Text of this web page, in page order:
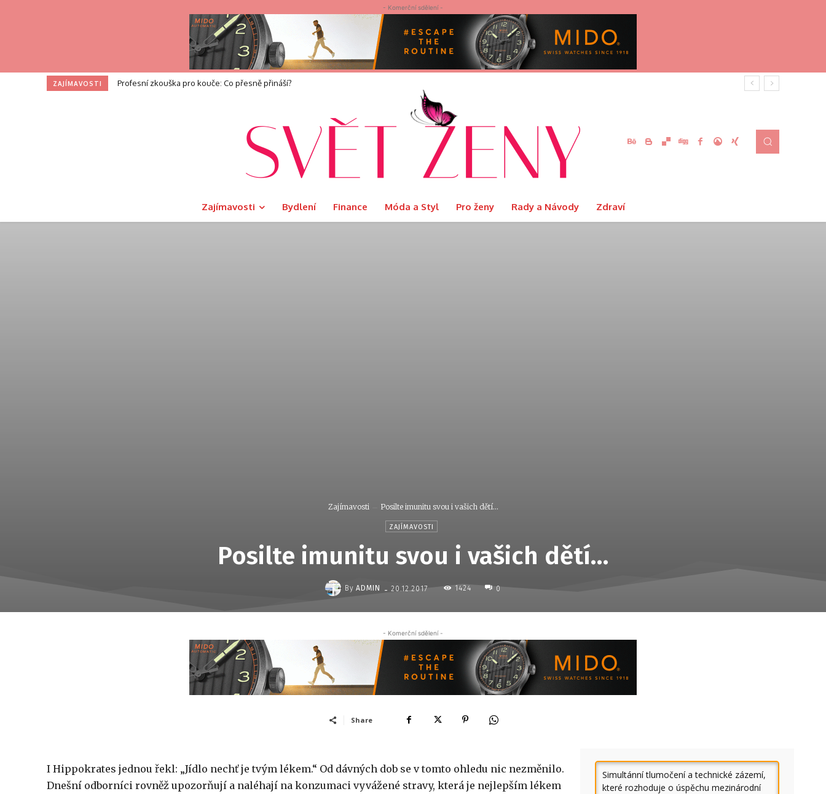
- Komerční sdělení -
ZAJÍMAVOSTI I na toaletě si zasloužíte dotek luxusu. Velvet představuje limitovanou edici Ritual s podmanivou vůní Orientu
Zajímavosti Bydlení Finance Móda a Styl Pro ženy Rady a Návody Zdraví
Zajímavosti Posilte imunitu svou i vašich dětí…
ZAJÍMAVOSTI
Posilte imunitu svou i vašich dětí…
By ADMIN - 20.12.2017 1424 0
- Komerční sdělení -
Share
I Hippokrates jednou řekl: „Jídlo nechť je tvým lékem.“ Od dávných dob se v tomto ohledu nic nezměnilo.
Dnešní odborníci rovněž upozorňují a naléhají na konzumaci vyvážené stravy, která je nejlepším lékem
Simultánní tlumočení a technické zázemí,
které rozhoduje o úspěchu mezinárodní